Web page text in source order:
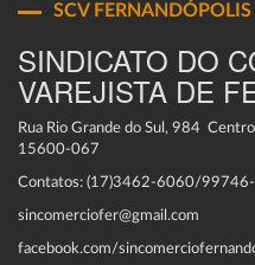
SCV FERNANDÓPOLIS
SINDICATO DO
VAREJISTA DE
Rua Rio Grande do Sul, 984
15600-067
Contatos: (17)3462-6060/
sincomerciofer@gmail.com
facebook.com/